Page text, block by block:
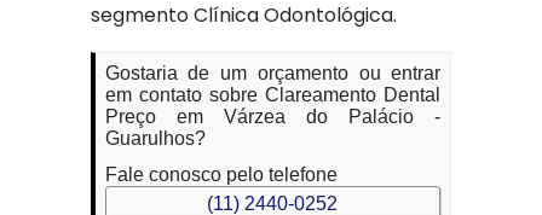
segmento Clínica Odontológica.
Gostaria de um orçamento ou entrar
em contato sobre Clareamento Dental
Preço em Várzea do Palácio -
Guarulhos?
Fale conosco pelo telefone
(11) 2440-0252